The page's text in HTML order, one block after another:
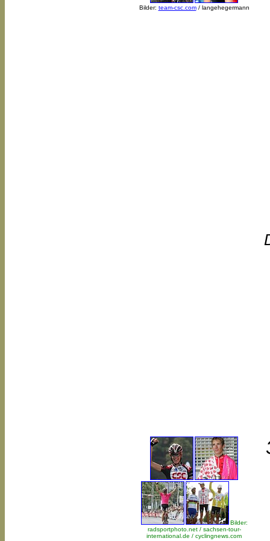
Bilder: team-csc.com/ langehegermann
Bilder:
radsportphoto.net / sachsen-tour-
international.de / cyclingnews.com